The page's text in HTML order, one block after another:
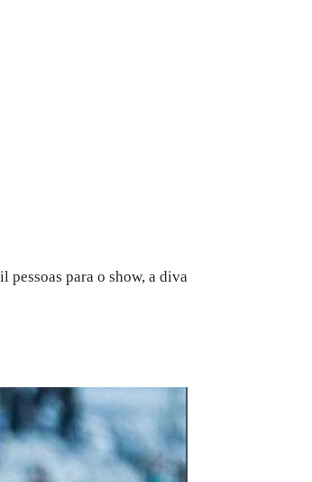
pessoas para o show, a diva